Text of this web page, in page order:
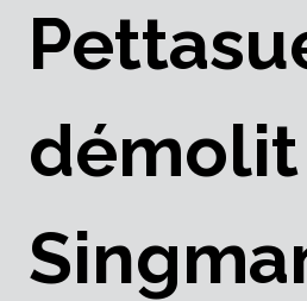
démolit